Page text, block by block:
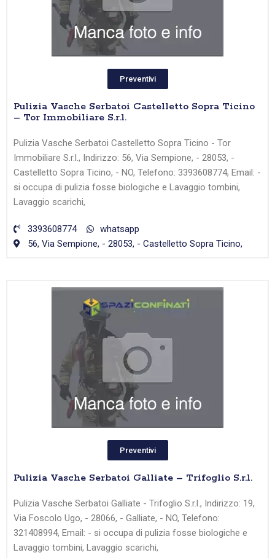
Preventivi
Pulizia Vasche Serbatoi Castelletto Sopra Ticino
– Tor Immobiliare S.r.l.
Pulizia Vasche Serbatoi Castelletto Sopra Ticino - Tor
Immobiliare S.r.l., Indirizzo: 56, Via Sempione, - 28053, -
Castelletto Sopra Ticino, - NO, Telefono: 3393608774, Email: -
si occupa di pulizia fosse biologiche e Lavaggio tombini,
Lavaggio scarichi,
3393608774
whatsapp
56, Via Sempione, - 28053, - Castelletto Sopra Ticino,
Preventivi
Pulizia Vasche Serbatoi Galliate – Trifoglio S.r.l.
Pulizia Vasche Serbatoi Galliate - Trifoglio S.r.l., Indirizzo: 19,
Via Foscolo Ugo, - 28066, - Galliate, - NO, Telefono:
321408994, Email: - si occupa di pulizia fosse biologiche e
Lavaggio tombini, Lavaggio scarichi,